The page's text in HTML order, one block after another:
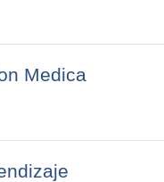
Medica